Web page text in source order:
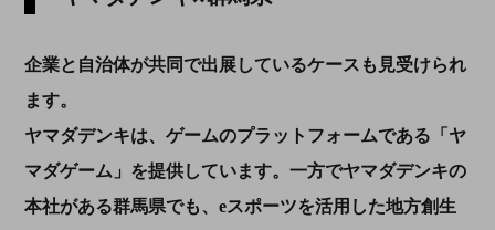
企業と自治体が共同で出展しているケースも見受けられ
ます。
ヤマダデンキは、ゲームのプラットフォームである「ヤ
マダゲーム」を提供しています。一方でヤマダデンキの
本社がある群馬県でも、eスポーツを活用した地方創生